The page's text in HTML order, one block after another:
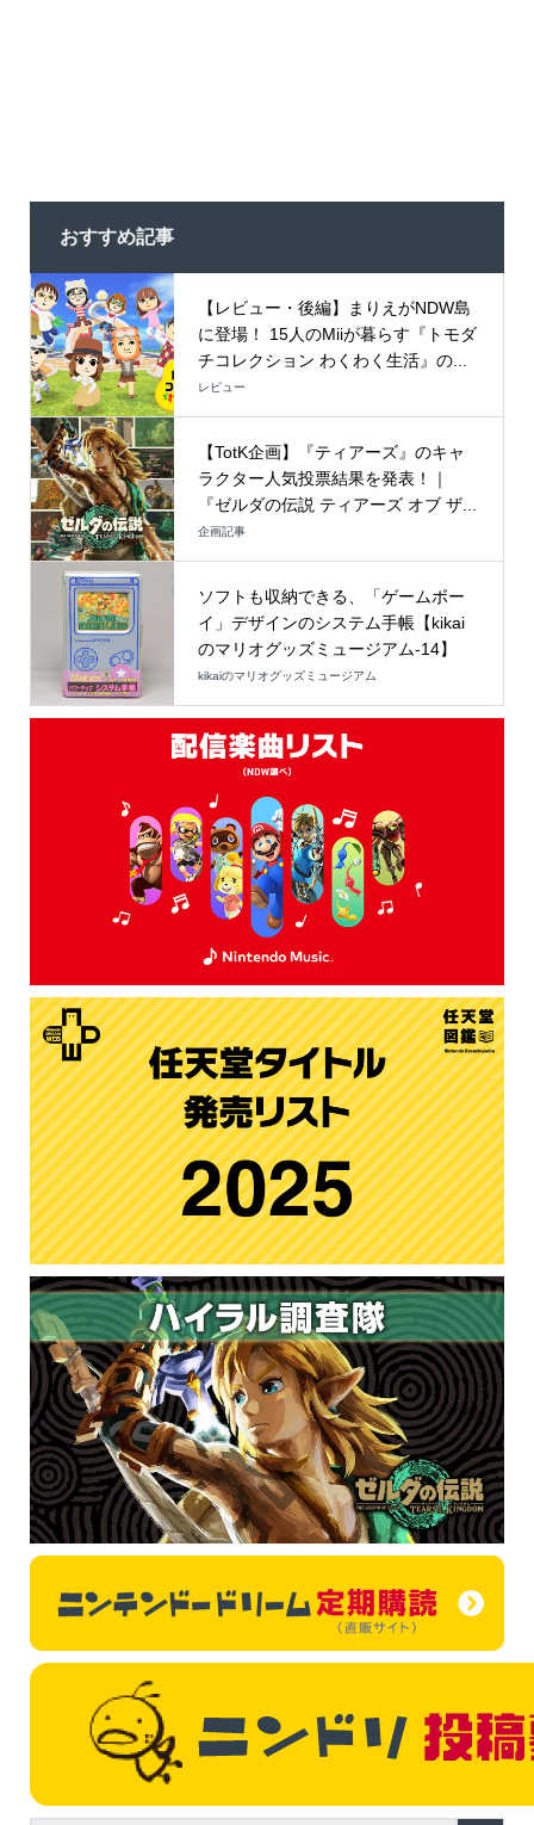
おすすめ記事
【レビュー・後編】まりえがNDW島
に登場！ 15人のMiiが暮らす『トモダ
チコレクション わくわく生活』の...
レビュー
【TotK企画】『ティアーズ』のキャ
ラクター人気投票結果を発表！｜
『ゼルダの伝説 ティアーズ オブ ザ...
企画記事
ソフトも収納できる、「ゲームボー
イ」デザインのシステム手帳【kikai
のマリオグッズミュージアム-14】
kikaiのマリオグッズミュージアム